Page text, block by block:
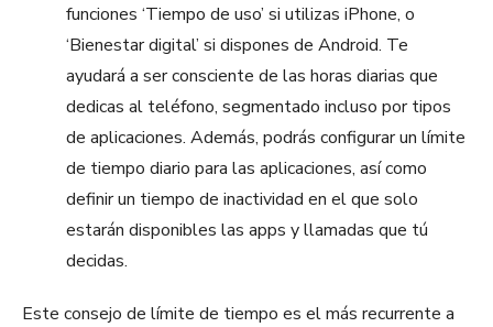
funciones ‘Tiempo de uso’ si utilizas iPhone, o
‘Bienestar digital’ si dispones de Android. Te
ayudará a ser consciente de las horas diarias que
dedicas al teléfono, segmentado incluso por tipos
de aplicaciones. Además, podrás configurar un límite
de tiempo diario para las aplicaciones, así como
definir un tiempo de inactividad en el que solo
estarán disponibles las apps y llamadas que tú
decidas.
Este consejo de límite de tiempo es el más recurrente a